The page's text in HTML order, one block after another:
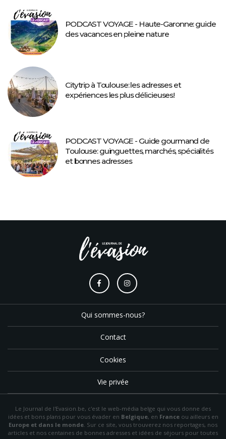
PODCAST VOYAGE - Haute-Garonne: guide
des vacances en pleine nature
Citytrip à Toulouse: les adresses et
expériences les plus délicieuses!
PODCAST VOYAGE - Guide gourmand de
Toulouse: guinguettes, marchés, spécialités
et bonnes adresses
Qui sommes-nous?
Contact
Cookies
Vie privée
Le Journal de l'Evasion.be, c'est le web-média belge qui vous donne des
idées et bons plans pour vous évader en Belgique, en Franceou ailleurs en
Europe et dans le monde. Sur ce site, vous trouverez nos reportages, nos
articles et nos centaines de bonnes adresses et idées de séjours pour toutes